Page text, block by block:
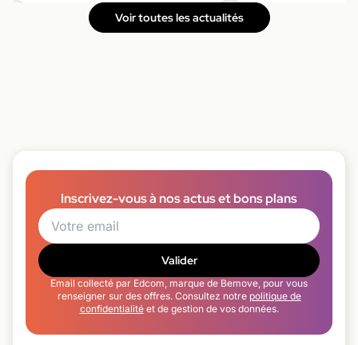
Voir toutes les actualités
Inscrivez-vous à nos actus et bons plans
Valider
Email collecté par Edcom, marque de Bemove, pour vous
renseigner sur des offres. Consultez notre politique de
confidentialitéet de gestion de vos données.